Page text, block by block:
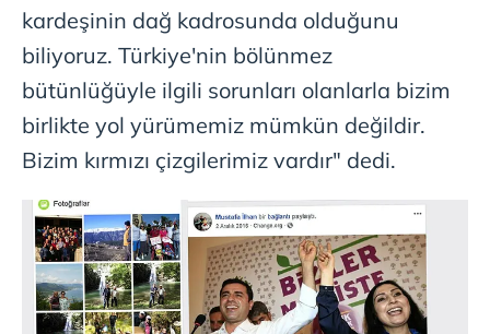
kardeşinin dağ kadrosunda olduğunu
biliyoruz. Türkiye'nin bölünmez
bütünlüğüyle ilgili sorunları olanlarla bizim
birlikte yol yürümemiz mümkün değildir.
Bizim kırmızı çizgilerimiz vardır" dedi.